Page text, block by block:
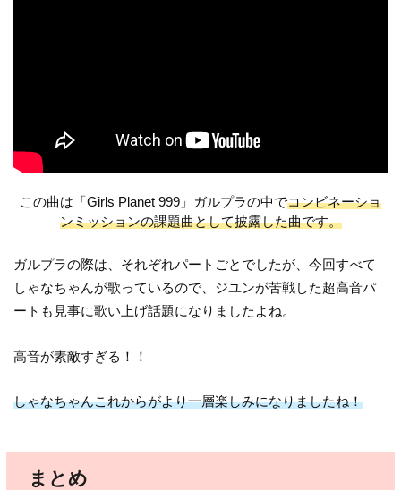
この曲は「Girls Planet 999」ガルプラの中でコンビネーショ
ンミッションの課題曲として披露した曲です。
ガルプラの際は、それぞれパートごとでしたが、今回すべて
しゃなちゃんが歌っているので、ジユンが苦戦した超高音パ
ートも見事に歌い上げ話題になりましたよね。
高音が素敵すぎる！！
しゃなちゃんこれからがより一層楽しみになりましたね！
まとめ